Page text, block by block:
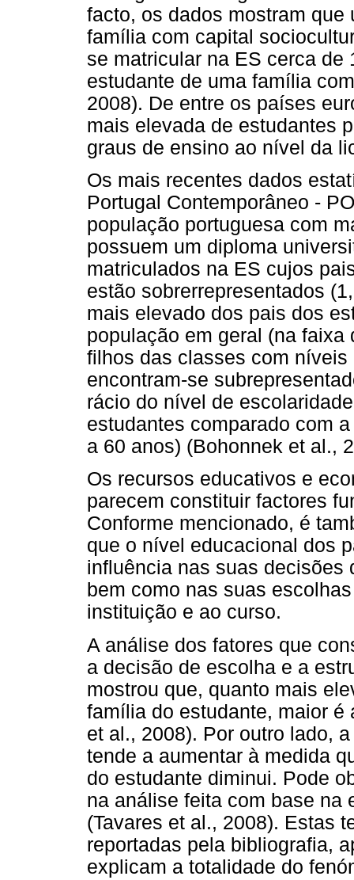
facto, os dados mostram
família com capital
se matricular na ES cerca de
estudante de uma família
2008). De entre os países
mais elevada de estudantes
graus de ensino ao nível da
Os mais recentes dados
Portugal Contemporâneo -
população portuguesa com
possuem um diploma
matriculados na ES cujos
estão sobrerrepresentados
mais elevado dos pais dos
população em geral (na
filhos das classes com
encontram-se
rácio do nível de
estudantes comparado com
a 60 anos) (Bohonnek et al.,
Os recursos educativos e
parecem constituir factores
Conforme mencionado, é
que o nível educacional dos
influência nas suas decisões
bem como nas suas
instituição e ao curso.
A análise dos fatores que
a decisão de escolha e a
mostrou que, quanto mais
família do estudante, maior é
et al., 2008). Por outro lado,
tende a aumentar à medida
do estudante diminui. Pode
na análise feita com base na
(Tavares et al., 2008). Estas
reportadas pela bibliografia,
explicam a totalidade do